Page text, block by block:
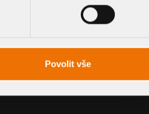
Povolit vše